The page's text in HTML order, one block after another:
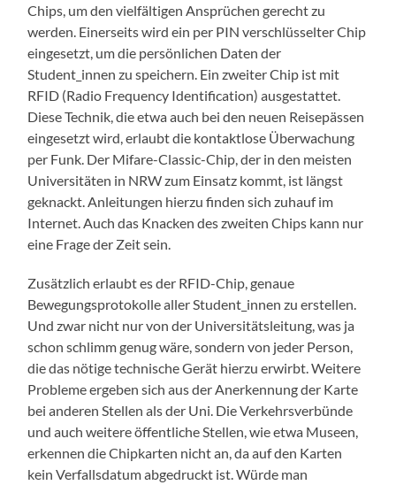
Chips, um den vielfältigen Ansprüchen gerecht zu
werden. Einerseits wird ein per PIN verschlüsselter Chip
eingesetzt, um die persönlichen Daten der
Student_innen zu speichern. Ein zweiter Chip ist mit
RFID (Radio Frequency Identification) ausgestattet.
Diese Technik, die etwa auch bei den neuen Reisepässen
eingesetzt wird, erlaubt die kontaktlose Überwachung
per Funk. Der Mifare-Classic-Chip, der in den meisten
Universitäten in NRW zum Einsatz kommt, ist längst
geknackt. Anleitungen hierzu finden sich zuhauf im
Internet. Auch das Knacken des zweiten Chips kann nur
eine Frage der Zeit sein.
Zusätzlich erlaubt es der RFID-Chip, genaue
Bewegungsprotokolle aller Student_innen zu erstellen.
Und zwar nicht nur von der Universitätsleitung, was ja
schon schlimm genug wäre, sondern von jeder Person,
die das nötige technische Gerät hierzu erwirbt. Weitere
Probleme ergeben sich aus der Anerkennung der Karte
bei anderen Stellen als der Uni. Die Verkehrsverbünde
und auch weitere öffentliche Stellen, wie etwa Museen,
erkennen die Chipkarten nicht an, da auf den Karten
kein Verfallsdatum abgedruckt ist. Würde man